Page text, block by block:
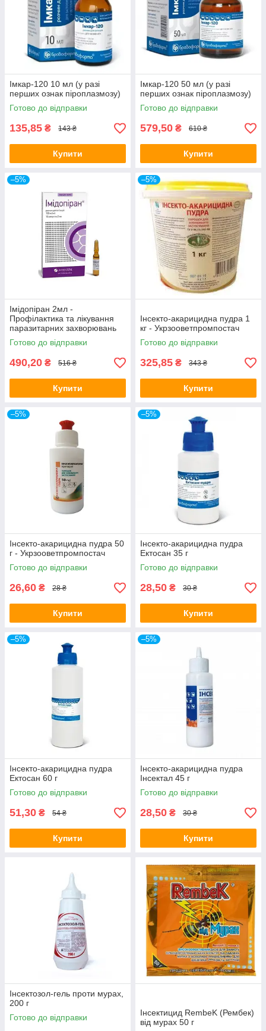
Імкар-120 10 мл (у разі
перших ознак піроплазмозу)
Готово до відправки
135,85 ₴ 143 ₴
Купити
Імкар-120 50 мл (у разі
перших ознак піроплазмозу)
Готово до відправки
579,50 ₴ 610 ₴
Купити
–5%
Імідопіран 2мл -
Профілактика та лікування
паразитарних захворювань
тварин - Arterium №10
Готово до відправки
490,20 ₴ 516 ₴
Купити
–5%
Інсекто-акарицидна пудра 1
кг - Укрзооветпромпостач
Готово до відправки
325,85 ₴ 343 ₴
Купити
–5%
Інсекто-акарицидна пудра 50
г - Укрзооветпромпостач
Готово до відправки
26,60 ₴ 28 ₴
Купити
–5%
Інсекто-акарицидна пудра
Ектосан 35 г
Готово до відправки
28,50 ₴ 30 ₴
Купити
–5%
Інсекто-акарицидна пудра
Ектосан 60 г
Готово до відправки
51,30 ₴ 54 ₴
Купити
–5%
Інсекто-акарицидна пудра
Інсектал 45 г
Готово до відправки
28,50 ₴ 30 ₴
Купити
Інсектозол-гель проти мурах,
200 г
Готово до відправки
Інсектицид RembeK (Рембек)
від мурах 50 г